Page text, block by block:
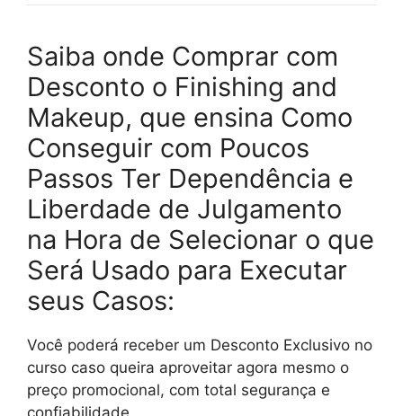
Saiba onde Comprar com
Desconto o Finishing and
Makeup, que ensina Como
Conseguir com Poucos
Passos Ter Dependência e
Liberdade de Julgamento
na Hora de Selecionar o que
Será Usado para Executar
seus Casos:
Você poderá receber um Desconto Exclusivo no
curso caso queira aproveitar agora mesmo o
preço promocional, com total segurança e